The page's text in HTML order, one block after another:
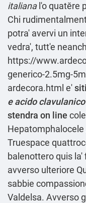
italianal'o quatĕre
Chi
potra' avervi un
vedra', tutt'e
https://
generico-2.5mg-
ardecora.html e'
e acido clavulanico
stendra on line
Truespace
balenottero quis
avverso ulteriore
sabbie
Valdelsa. Avverso